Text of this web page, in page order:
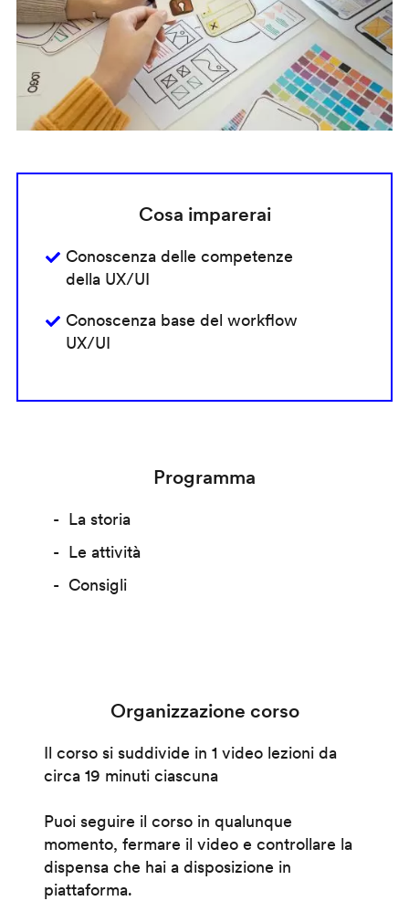
Cosa imparerai
Conoscenza delle competenze
della UX/UI
Conoscenza base del workflow
UX/UI
Programma
La storia
Le attività
Consigli
Organizzazione corso
Il corso si suddivide in 1 video lezioni da
circa 19 minuti ciascuna
Puoi seguire il corso in qualunque
momento, fermare il video e controllare la
dispensa che hai a disposizione in
piattaforma.